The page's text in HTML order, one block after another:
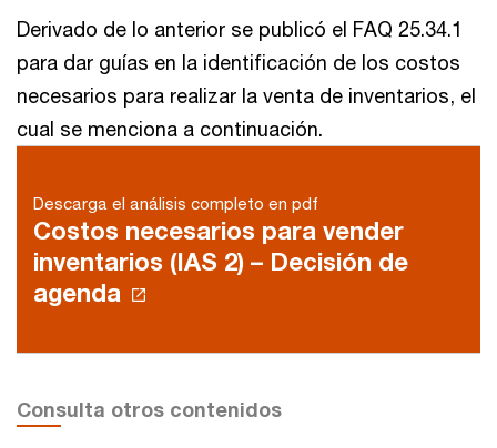
Derivado de lo anterior se publicó el FAQ 25.34.1
para dar guías en la identificación de los costos
necesarios para realizar la venta de inventarios, el
cual se menciona a continuación.
Descarga el análisis completo en pdf
Costos necesarios para vender
inventarios (IAS 2) – Decisión de
agenda
Consulta otros contenidos